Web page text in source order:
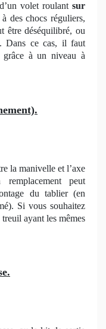
volet roulant sur
des chocs réguliers,
être déséquilibré, ou
Dans ce cas, il faut
grâce à un niveau à
la manivelle et l’axe
remplacement peut
du tablier (en
Si vous souhaitez
ayant les mêmes